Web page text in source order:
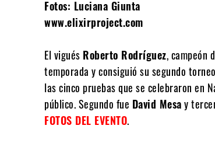
Fotos: Luciana Giunta
www.elixirproject.com
El vigués Roberto Rodríguez, campeón
temporada y consiguió su segundo
las cinco pruebas que se celebraron en
público. Segundo fue David Mesay
FOTOS DEL EVENTO.